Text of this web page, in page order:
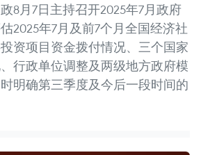
8月7日主持召开2025年7月政府
2025年7月及前7个月全国经济社
资项目资金拨付情况、三个国家
行政单位调整及两级地方政府模
明确第三季度及今后一段时间的